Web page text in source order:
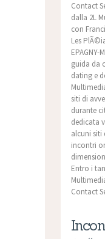
Contact
dalla 2L
con
Les
EPAGNY-
guida da
dating e
siti di
durante
dedicata
alcuni siti
incontri
Entro i
Contact